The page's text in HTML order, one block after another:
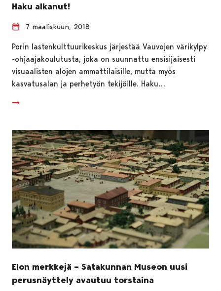
Haku alkanut!
7 maaliskuun, 2018
Porin lastenkulttuurikeskus järjestää Vauvojen värikylpy
-ohjaajakoulutusta, joka on suunnattu ensisijaisesti
visuaalisten alojen ammattilaisille, mutta myös
kasvatusalan ja perhetyön tekijöille. Haku…
Elon merkkejä – Satakunnan Museon uusi
perusnäyttely avautuu torstaina